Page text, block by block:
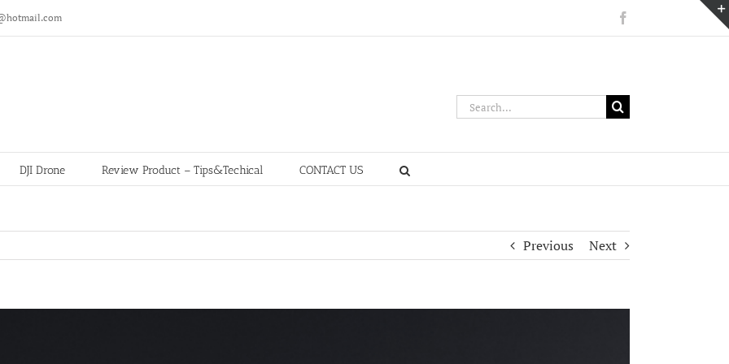
Search
for:
DJI Drone Review Product – Tips&Techical CONTACT US
Previous Next